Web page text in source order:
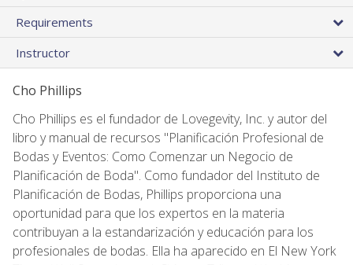
Requirements
Instructor
Cho Phillips
Cho Phillips es el fundador de Lovegevity, Inc. y autor del
libro y manual de recursos "Planificación Profesional de
Bodas y Eventos: Como Comenzar un Negocio de
Planificación de Boda". Como fundador del Instituto de
Planificación de Bodas, Phillips proporciona una
oportunidad para que los expertos en la materia
contribuyan a la estandarización y educación para los
profesionales de bodas. Ella ha aparecido en El New York